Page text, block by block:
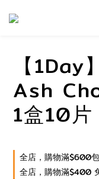
【
Ash
1盒10片
全店，購物滿$600
全店，購物滿$400